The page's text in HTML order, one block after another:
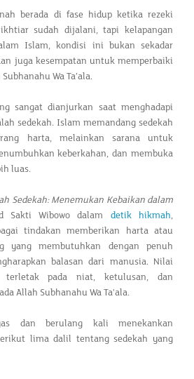
berada di fase hidup ketika rezeki
sudah dijalani, tapi kelapangan
Islam, kondisi ini bukan sekadar
juga kesempatan untuk memperbaiki
Wa Ta’ala.
sangat dianjurkan saat menghadapi
sedekah. Islam memandang sedekah
harta, melainkan sarana untuk
keberkahan, dan membuka
luas.
Sedekah: Menemukan Kebaikan dalam
Sakti Wibowo dalam detik hikmah,
tindakan memberikan harta atau
yang membutuhkan dengan penuh
balasan dari manusia. Nilai
terletak pada niat, ketulusan, dan
Allah Subhanahu Wa Ta'ala.
dan berulang kali menekankan
lima dalil tentang sedekah yang